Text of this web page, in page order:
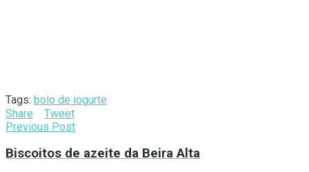
Tags: bolo de iogurte
Share
Tweet
Previous Post
Biscoitos de azeite da Beira Alta